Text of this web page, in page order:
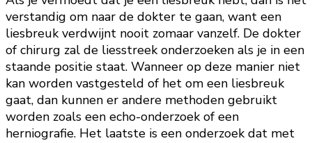
verstandig om naar de dokter te gaan, want een
liesbreuk verdwijnt nooit zomaar vanzelf. De dokter
of chirurg zal de liesstreek onderzoeken als je in een
staande positie staat. Wanneer op deze manier niet
kan worden vastgesteld of het om een liesbreuk
gaat, dan kunnen er andere methoden gebruikt
worden zoals een echo-onderzoek of een
herniografie. Het laatste is een onderzoek dat met